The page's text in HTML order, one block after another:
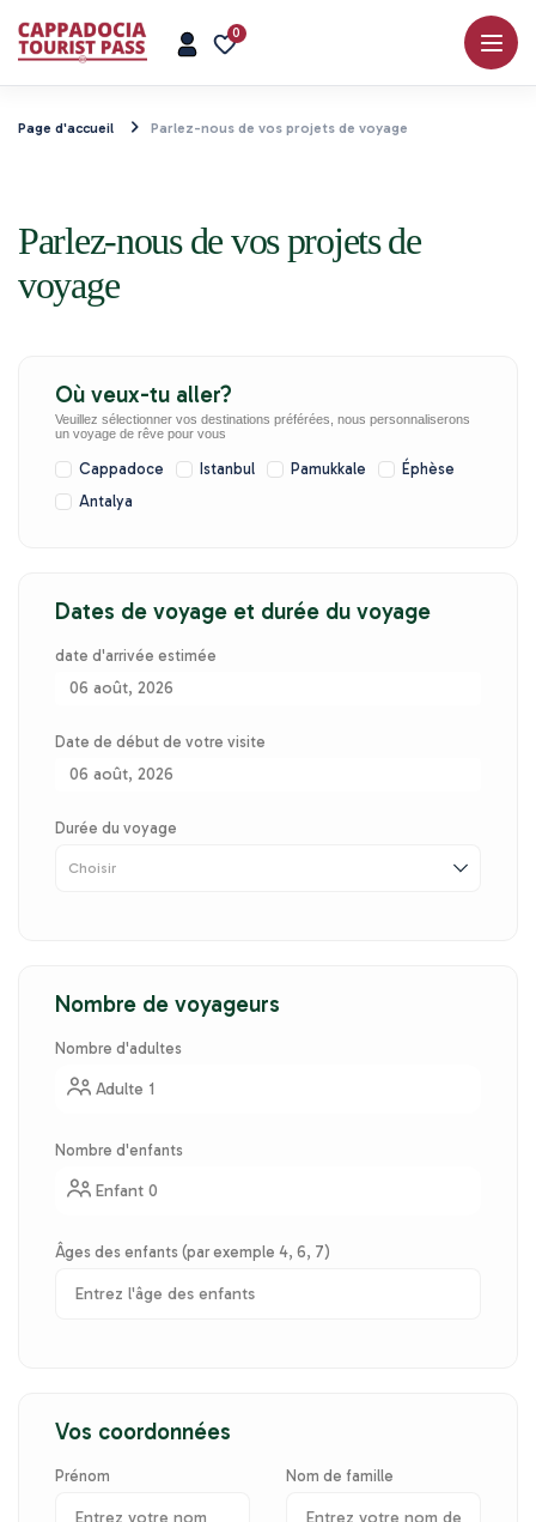
0
Page d'accueil Parlez-nous de vos projets de voyage
Parlez-nous de vos projets de
voyage
Où veux-tu aller?
Veuillez sélectionner vos destinations préférées, nous personnaliserons
un voyage de rêve pour vous
Cappadoce Istanbul Pamukkale
Éphèse
Antalya
Dates de voyage et durée du voyage
date d'arrivée estimée
06 août, 2026
Date de début de votre visite
06 août, 2026
Durée du voyage
Nombre de voyageurs
Nombre d'adultes
Adulte 1
Nombre d'enfants
Enfant 0
Âges des enfants (par exemple 4, 6, 7)
Vos coordonnées
Prénom Nom de famille